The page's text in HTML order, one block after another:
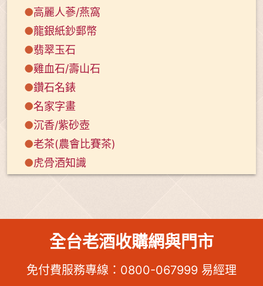
●高麗人蔘/燕窩
●龍銀紙鈔郵幣
●翡翠玉石
●雞血石/壽山石
●鑽石名錶
●名家字畫
●沉香/紫砂壺
●老茶(農會比賽茶)
●虎骨酒知識
全台老酒收購網與門市
免付費服務專線： 0800-067999 易經理